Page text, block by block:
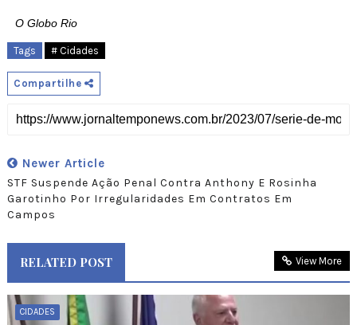
O Globo Rio
Tags # Cidades
Compartilhe
Newer Article
STF Suspende Ação Penal Contra Anthony E Rosinha
Garotinho Por Irregularidades Em Contratos Em
Campos
RELATED POST View More
CIDADES